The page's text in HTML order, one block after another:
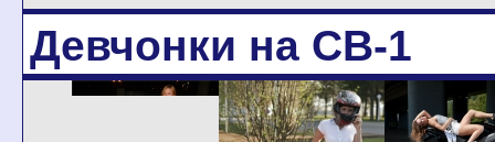
Девчонки на CB-1